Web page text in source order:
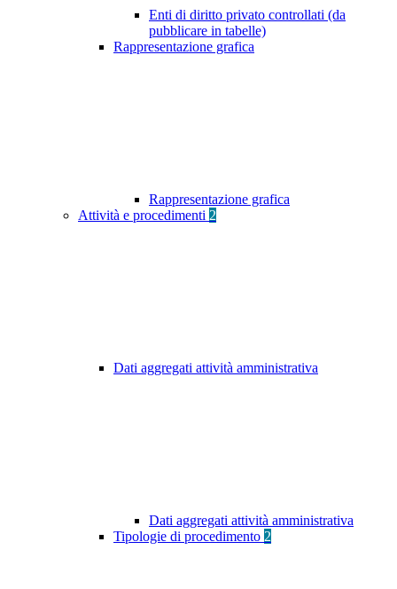
Enti di diritto privato controllati (da
pubblicare in tabelle)
Rappresentazione grafica
Rappresentazione grafica
Attività e procedimenti 2
Dati aggregati attività amministrativa
Dati aggregati attività amministrativa
Tipologie di procedimento 2